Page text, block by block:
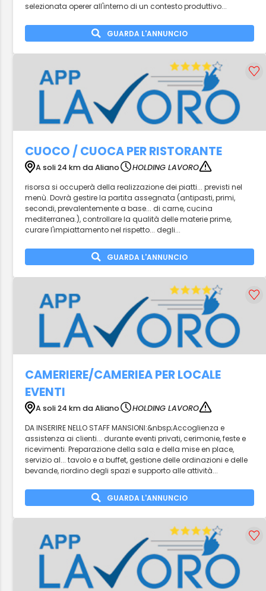
selezionata operer all'interno di un contesto produttivo...
GUARDA L'ANNUNCIO
CUOCO / CUOCA PER RISTORANTE
A soli 24 km da Aliano
HOLDING LAVORO
risorsa si occuperà della realizzazione dei piatti... previsti nel
menù. Dovrà gestire la partita assegnata (antipasti, primi,
secondi, prevalentemente a base... di carne, cucina
mediterranea.), controllare la qualità delle materie prime,
curare l'impiattamento nel rispetto... degli...
GUARDA L'ANNUNCIO
CAMERIERE/CAMERIEA PER LOCALE
EVENTI
A soli 24 km da Aliano
HOLDING LAVORO
DA INSERIRE NELLO STAFF MANSIONI:&nbsp;Accoglienza e
assistenza ai clienti... durante eventi privati, cerimonie, feste e
ricevimenti. Preparazione della sala e della mise en place,
servizio al... tavolo e a buffet, gestione delle ordinazioni e delle
bevande, riordino degli spazi e supporto alle attività...
GUARDA L'ANNUNCIO